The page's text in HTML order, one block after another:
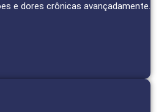
e dores crônicas avançadamente.
Consulta